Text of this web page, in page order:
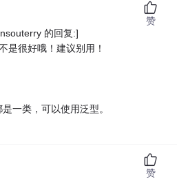
的回复:]
是很好哦！建议别用！
一类，可以使用泛型。
赞
赞